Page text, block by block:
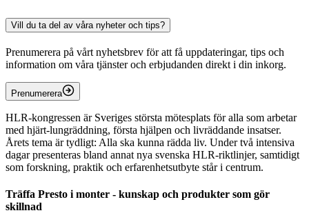
Vill du ta del av våra nyheter och tips?
Prenumerera på vårt nyhetsbrev för att få uppdateringar, tips och
information om våra tjänster och erbjudanden direkt i din inkorg.
Prenumerera
HLR‑kongressen är Sveriges största mötesplats för alla som arbetar
med hjärt‑lungräddning, första hjälpen och livräddande insatser.
Årets tema är tydligt: Alla ska kunna rädda liv. Under två intensiva
dagar presenteras bland annat nya svenska HLR‑riktlinjer, samtidigt
som forskning, praktik och erfarenhetsutbyte står i centrum.
Träffa Presto i monter - kunskap och produkter som gör
skillnad